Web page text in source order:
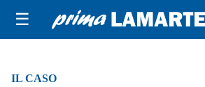
☰
IL CASO